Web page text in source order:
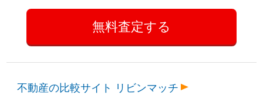
不動産の比較サイト リビンマッチ